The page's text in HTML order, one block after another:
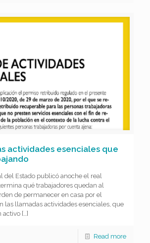
actividades esenciales que
del Estado publicó anoche el real
qué trabajadores quedan al
de permanecer en casa por el
las llamadas actividades esenciales, que
activo […]
Read more